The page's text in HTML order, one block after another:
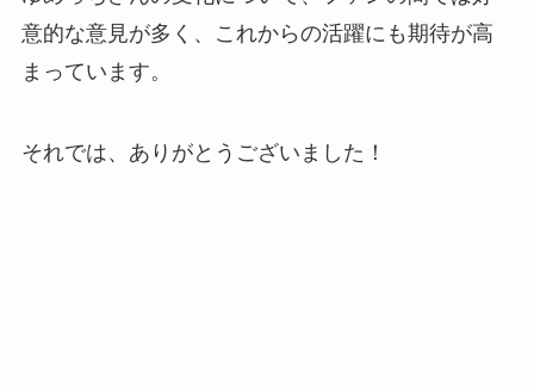
意的な意見が多く、これからの活躍にも期待が高
まっています。
それでは、ありがとうございました！